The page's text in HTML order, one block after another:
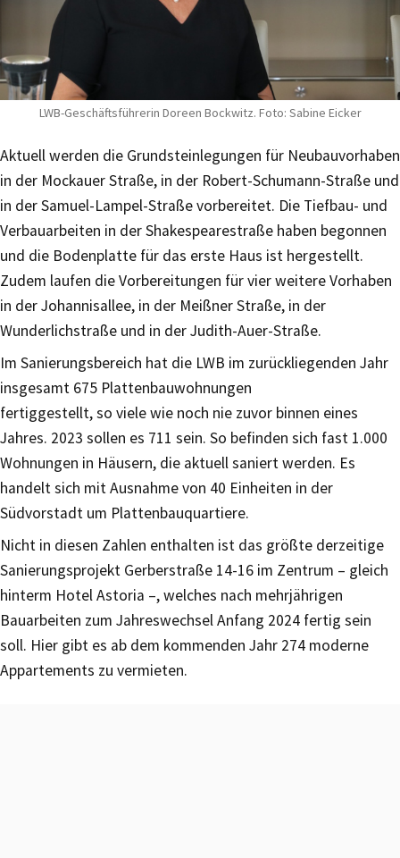
LWB-Geschäftsführerin Doreen Bockwitz. Foto: Sabine Eicker
Aktuell werden die Grundsteinlegungen für Neubauvorhaben
in der Mockauer Straße, in der Robert-Schumann-Straße und
in der Samuel-Lampel-Straße vorbereitet. Die Tiefbau- und
Verbauarbeiten in der Shakespearestraße haben begonnen
und die Bodenplatte für das erste Haus ist hergestellt.
Zudem laufen die Vorbereitungen für vier weitere Vorhaben
in der Johannisallee, in der Meißner Straße, in der
Wunderlichstraße und in der Judith-Auer-Straße.
Im Sanierungsbereich hat die LWB im zurückliegenden Jahr
insgesamt 675 Plattenbauwohnungen
fertiggestellt, so viele wie noch nie zuvor binnen eines
Jahres. 2023 sollen es 711 sein. So befinden sich fast 1.000
Wohnungen in Häusern, die aktuell saniert werden. Es
handelt sich mit Ausnahme von 40 Einheiten in der
Südvorstadt um Plattenbauquartiere.
Nicht in diesen Zahlen enthalten ist das größte derzeitige
Sanierungsprojekt Gerberstraße 14-16 im Zentrum – gleich
hinterm Hotel Astoria –, welches nach mehrjährigen
Bauarbeiten zum Jahreswechsel Anfang 2024 fertig sein
soll. Hier gibt es ab dem kommenden Jahr 274 moderne
Appartements zu vermieten.